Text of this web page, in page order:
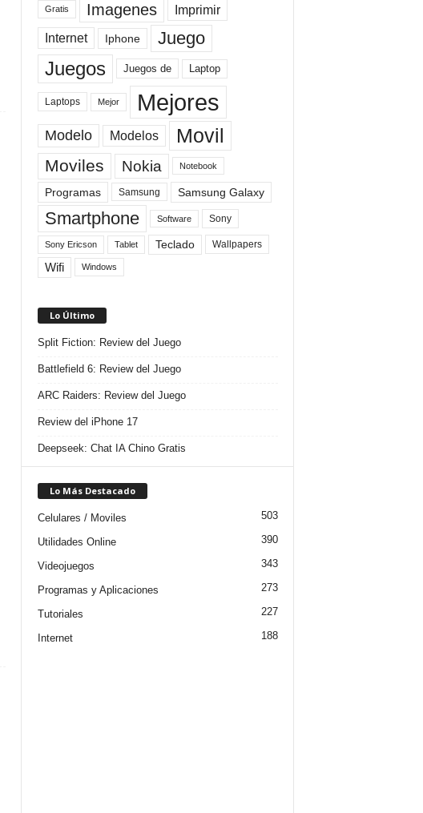
Gratis Imagenes Imprimir
Internet Iphone Juego
Juegos Juegos de Laptop
Laptops Mejor Mejores
Modelo Modelos Movil
Moviles Nokia Notebook
Programas Samsung Samsung Galaxy
Smartphone Software Sony
Sony Ericson Tablet Teclado Wallpapers
Wifi Windows
Lo Último
Split Fiction: Review del Juego
Battlefield 6: Review del Juego
ARC Raiders: Review del Juego
Review del iPhone 17
Deepseek: Chat IA Chino Gratis
Lo Más Destacado
Celulares / Moviles 503
Utilidades Online 390
Videojuegos 343
Programas y Aplicaciones 273
Tutoriales 227
Internet 188